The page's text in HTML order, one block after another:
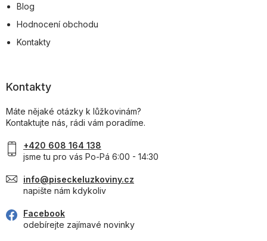
Blog
Hodnocení obchodu
Kontakty
Kontakty
Máte nějaké otázky k lůžkovinám?
Kontaktujte nás, rádi vám poradíme.
+420 608 164 138
jsme tu pro vás Po-Pá 6:00 - 14:30
info@piseckeluzkoviny.cz
napište nám kdykoliv
Facebook
odebírejte zajímavé novinky